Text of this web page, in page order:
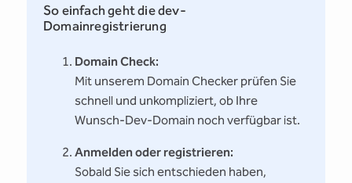
So einfach geht die dev-
Domainregistrierung
Domain Check:
Mit unserem Domain Checker prüfen Sie
schnell und unkompliziert, ob Ihre
Wunsch-Dev-Domain noch verfügbar ist.
Anmelden oder registrieren:
Sobald Sie sich entschieden haben,